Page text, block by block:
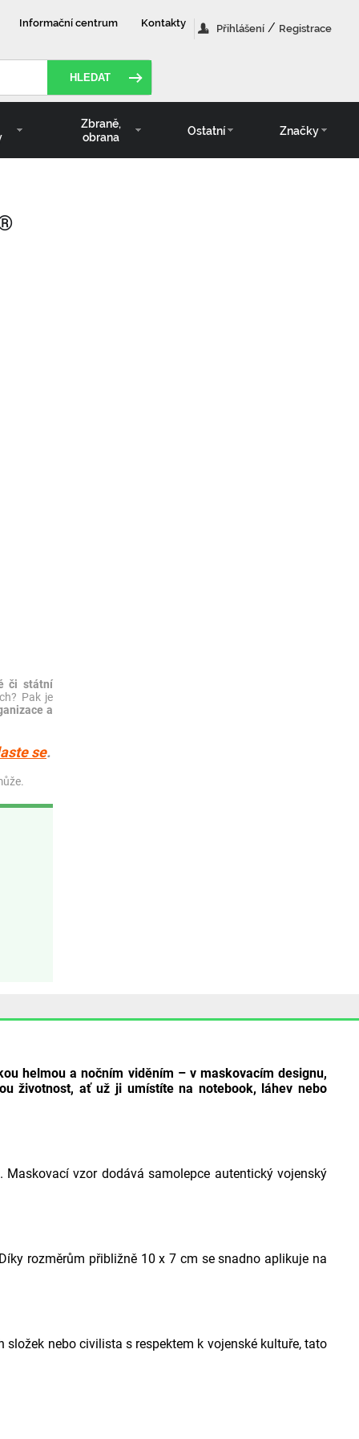
Informační centrum Kontakty Přihlášení / Registrace
HLEDAT
Zbraně,
obrana
Ostatní Značky
či státní
Pak je
a
se.
helmou a nočním viděním – v maskovacím designu,
životnost, ať už ji umístíte na notebook, láhev nebo
vzor dodává samolepce autentický vojenský
rozměrům přibližně 10 x 7 cm se snadno aplikuje na
nebo civilista s respektem k vojenské kultuře, tato